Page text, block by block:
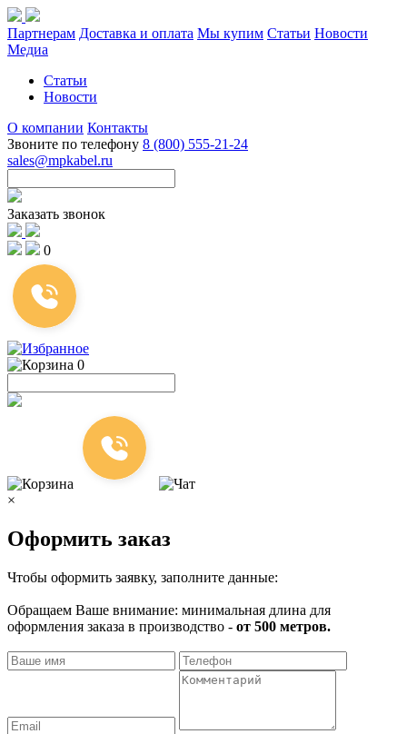
Партнерам Доставка и оплата Мы купим Статьи Новости
Медиа
Статьи
Новости
О компании Контакты
Звоните по телефону 8 (800) 555-21-24
sales@mpkabel.ru
Заказать звонок
0
0
×
Оформить заказ
Чтобы оформить заявку, заполните данные:
Обращаем Ваше внимание: минимальная длина для
оформления заказа в производство - от 500 метров.